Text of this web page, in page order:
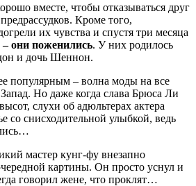
вместе, чтобы отказываться друг
Кроме того,
их чувства и спустя три месяца
– они поженились. У них родилось
и дочь Шеннон.
популярным – волна моды на все
Запад. Но даже когда слава Брюса Ли
слухи об адюльтерах актера
со снисходительной улыбкой, ведь
мастер кунг-фу внезапно
картины. Он просто уснул и
говорил жене, что проклят…